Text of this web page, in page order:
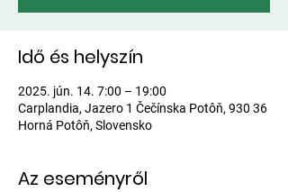
Idő és helyszín
2025. jún. 14. 7:00 – 19:00
Carplandia, Jazero 1 Čečínska Potôň, 930 36
Horná Potôň, Slovensko
Az eseményről